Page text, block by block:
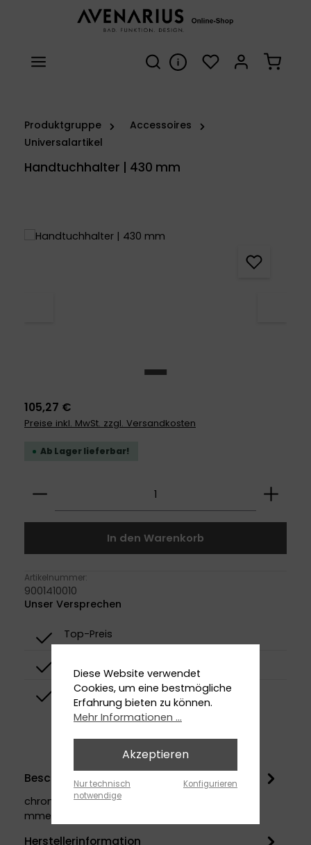
Zum Hauptinhalt springen
Du hast 0 Produkte
Produktgruppe
Accessoires
Universalartikel
Handtuchhalter | 430 mm
Bildergalerie überspringen
105,27 €
Preise inkl. MwSt. zzgl. Versandkosten
Ab Lager lieferbar!
Produkt Anzahl: Gib den gewünschten
In den Warenkorb
Artikelnummer:
9001410010
Unser Versprechen
Top-Preis
Top-Design
Beschreibung
chromzum Schrauben oder Kleben430
mmeinarmigextra stabile Ausführung
Herstellerinformation
Diese Website verwendet
Cookies, um eine bestmögliche
Erfahrung bieten zu können.
Mehr Informationen ...
Akzeptieren
Nur technisch
notwendige
Konfigurieren